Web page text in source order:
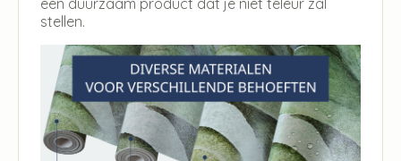
stellen.